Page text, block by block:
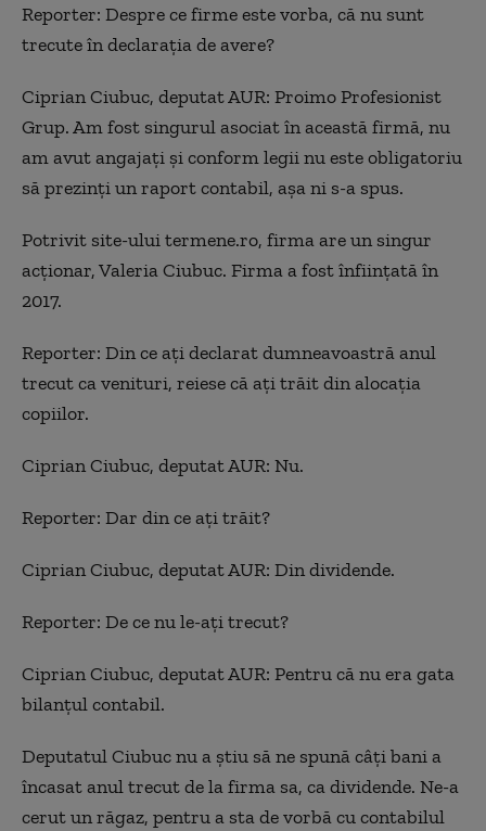
Reporter: Despre ce firme este vorba, că nu sunt
trecute în declarația de avere?
Ciprian Ciubuc, deputat AUR: Proimo Profesionist
Grup. Am fost singurul asociat în această firmă, nu
am avut angajați și conform legii nu este obligatoriu
să prezinți un raport contabil, așa ni s-a spus.
Potrivit site-ului termene.ro, firma are un singur
acționar, Valeria Ciubuc. Firma a fost înființată în
2017.
Reporter: Din ce ați declarat dumneavoastră anul
trecut ca venituri, reiese că ați trăit din alocația
copiilor.
Ciprian Ciubuc, deputat AUR: Nu.
Reporter: Dar din ce ați trăit?
Ciprian Ciubuc, deputat AUR: Din dividende.
Reporter: De ce nu le-ați trecut?
Ciprian Ciubuc, deputat AUR: Pentru că nu era gata
bilanțul contabil.
Deputatul Ciubuc nu a știu să ne spună câți bani a
încasat anul trecut de la firma sa, ca dividende. Ne-a
cerut un răgaz, pentru a sta de vorbă cu contabilul